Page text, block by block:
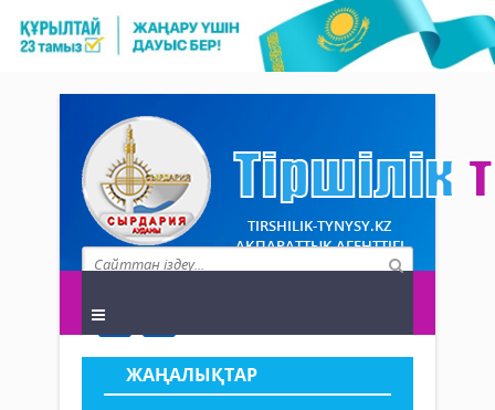
TIRSHILIK-TYNYSY.KZ
АҚПАРАТТЫҚ АГЕНТТІГІ
ЖАҢАЛЫҚТАР